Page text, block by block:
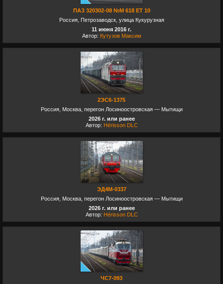
ПАЗ 320302-08 №М 618 ЕТ 10
Россия, Петрозаводск, улица Кукурузная
11 июня 2016 г.
Автор: Кутузов Максим
2ЭС6-1375
Россия, Москва, перегон Лосиноостровская — Мытищи
2026 г. или ранее
Автор: Hérisson DLC
ЭД4М-0337
Россия, Москва, перегон Лосиноостровская — Мытищи
2026 г. или ранее
Автор: Hérisson DLC
ЧС7-093